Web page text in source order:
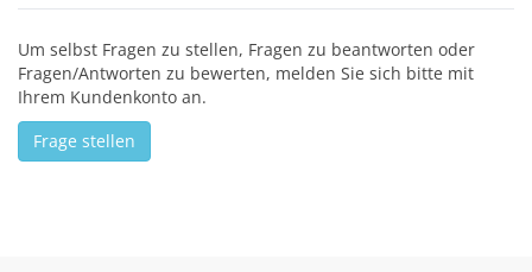
Um selbst Fragen zu stellen, Fragen zu beantworten oder
Fragen/Antworten zu bewerten, melden Sie sich bitte mit
Ihrem Kundenkonto an.
Frage stellen